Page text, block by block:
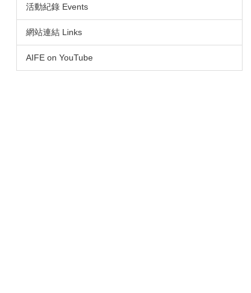
活動紀錄 Events
網站連結 Links
AIFE on YouTube